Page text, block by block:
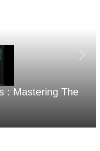
: Mastering The